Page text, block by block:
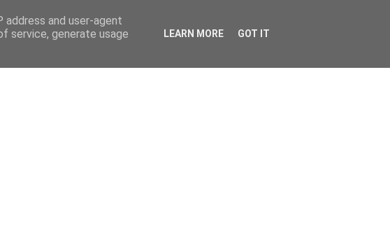
and user-agent
service, generate usage
LEARN MORE GOT IT